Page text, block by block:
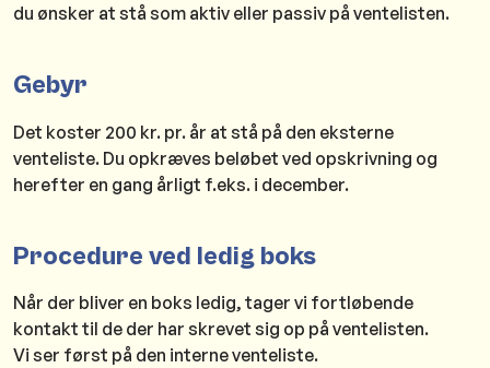
du ønsker at stå som aktiv eller passiv på ventelisten.
Gebyr
Det koster 200 kr. pr. år at stå på den eksterne
venteliste. Du opkræves beløbet ved opskrivning og
herefter en gang årligt f.eks. i december.
Procedure ved ledig boks
Når der bliver en boks ledig, tager vi fortløbende
kontakt til de der har skrevet sig op på ventelisten.
Vi ser først på den interne venteliste.